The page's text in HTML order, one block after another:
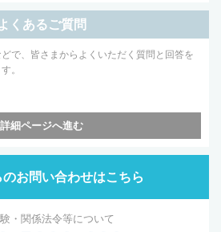
くあるご質問
で、皆さまからよくいただく質問と回答を
。
詳細ページへ進む
お問い合わせはこちら
・関係法令等について